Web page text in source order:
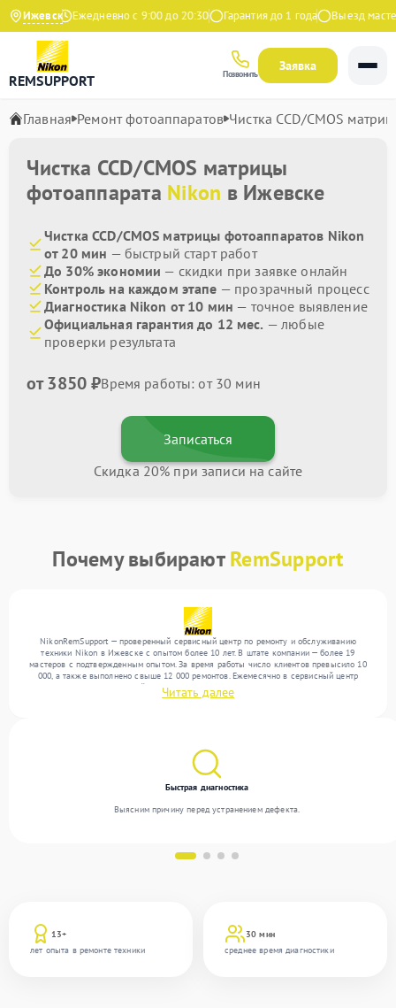
Ижевск
Яндекс Ежедневно с 9:00 до 20:30 Гарантия до 1 года Выезд
REMSUPPORT Позвонить
Заявка
Главная Ремонт фотоаппаратов Чистка CCD/CMOS
Чистка CCD/CMOS матрицы
фотоаппарата Nikon в Ижевске
Чистка CCD/CMOS матрицы фотоаппаратов Nikon
от 20 мин — быстрый старт работ
До 30% экономии — скидки при заявке онлайн
Контроль на каждом этапе — прозрачный процесс
Диагностика Nikon от 10 мин — точное выявление
Официальная гарантия до 12 мес. — любые
проверки результата
от 3850 ₽Время работы: от 30 мин
Записаться
Скидка 20% при записи на сайте
Почему выбираютRemSupport
NikonRemSupport — проверенный сервисный центр по ремонту и обслуживанию
техники Nikon в Ижевске с опытом более 10 лет. В штате компании — более 19
мастеров с подтвержденным опытом. За время работы число клиентов превысило 10
000, а также выполнено свыше 12 000 ремонтов. Ежемесячно в сервисный центр
поступает от 300 устройств, включая , , . Мы работаем с широким спектром
неисправностей и предлагаем стабильный уровень сервиса благодаря квалификации
Читать далее
13+
лет опыта в ремонте техники
30 мин
среднее время диагностики
Быстрая диагностика
Выясним причину перед устранением дефекта.